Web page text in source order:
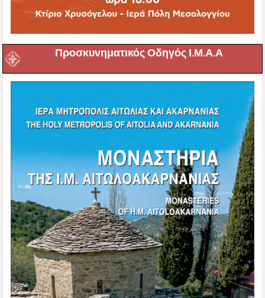
Προσκυνηματικός Οδηγός Ι.Μ.Α.Α